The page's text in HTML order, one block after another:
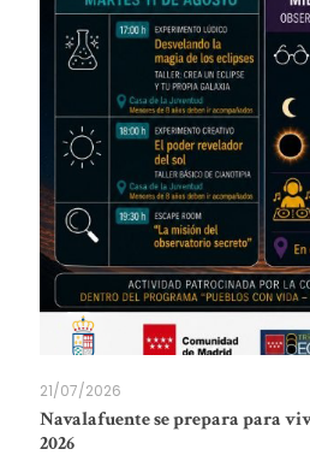
21/07/2026
Navalafuente se prepara para
2026